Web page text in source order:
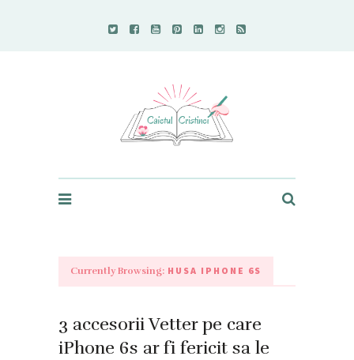
Currently Browsing: HUSA IPHONE 6S
3 accesorii Vetter pe care
iPhone 6s ar fi fericit sa le